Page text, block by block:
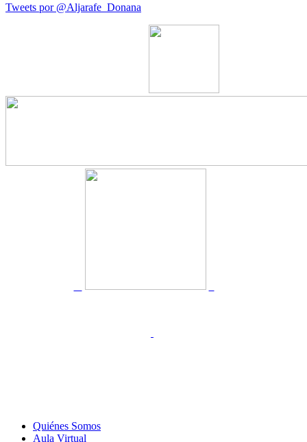
Tweets por @Aljarafe_Donana
Quiénes Somos
Aula Virtual